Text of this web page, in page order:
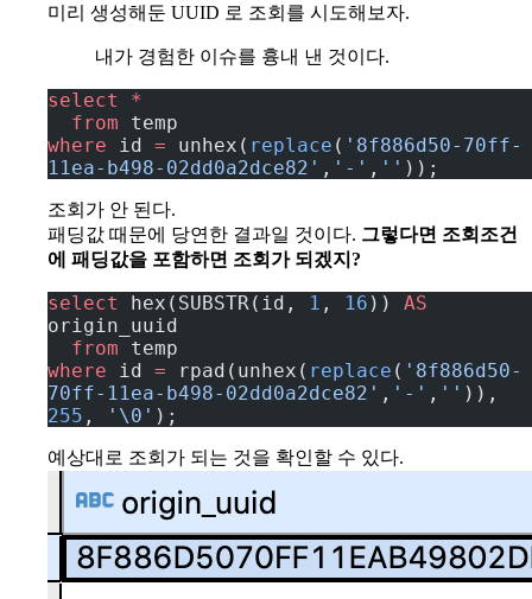
미리 생성해둔 UUID 로 조회를 시도해보자.
내가 경험한 이슈를 흉내 낸 것이다.
select
*
  from
temp
where id = unhex( replace ( '8f886d50-70ff-
11ea-b498-02dd0a2dce82' , '-' , '' ));
조회가 안 된다.
패딩값 때문에 당연한 결과일 것이다. 그렇다면 조회조건
에 패딩값을 포함하면 조회가 되겠지?
select hex(SUBSTR(id, 1 , 16 )) AS
origin_uuid
  from
temp
where id = rpad(unhex( replace ( '8f886d50-
70ff-11ea-b498-02dd0a2dce82' , '-' , ''
255 , '\0' );
예상대로 조회가 되는 것을 확인할 수 있다.